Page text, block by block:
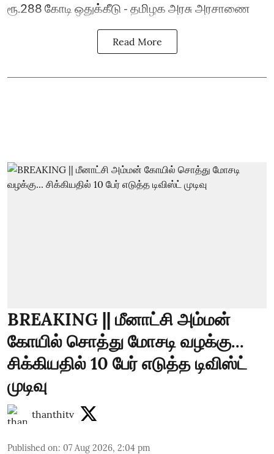
ரூ.288 கோடி ஒதுக்கீடு - தமிழக அரசு அரசாணை
Read More
BREAKING || மீனாட்சி அம்மன்
கோயில் சொத்து மோசடி வழக்கு...
சிக்கியதில் 10 பேர் எடுத்த டிவிஸ்ட்
முடிவு
thanthitv
Published on: 07 Aug 2026, 2:04 pm